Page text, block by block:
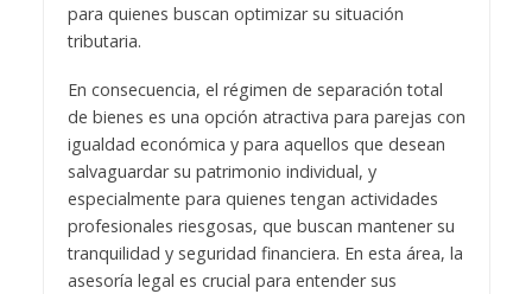
para quienes buscan optimizar su situación
tributaria.
En consecuencia, el régimen de separación total
de bienes es una opción atractiva para parejas con
igualdad económica y para aquellos que desean
salvaguardar su patrimonio individual, y
especialmente para quienes tengan actividades
profesionales riesgosas, que buscan mantener su
tranquilidad y seguridad financiera. En esta área, la
asesoría legal es crucial para entender sus